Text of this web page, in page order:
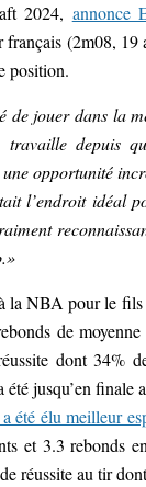
2024, annonce
(2m08, 19
position.
de jouer dans la
travaille depuis
opportunité
l’endroit idéal
la NBA pour le
de
dont 34%
jusqu’en finale
été élu meilleur
et 3.3 rebonds
réussite au tir